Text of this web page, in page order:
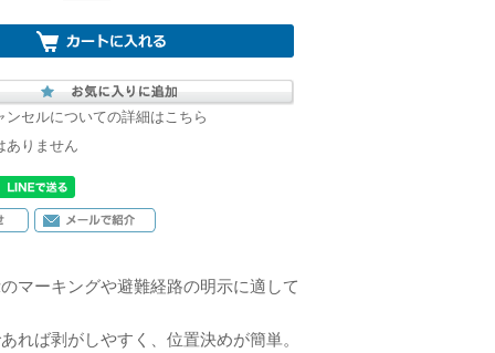
ンセルについての詳細はこちら
ありません
マーキングや避難経路の明示に適して
れば剥がしやすく、位置決めが簡単。